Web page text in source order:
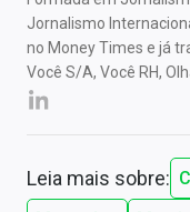
Jornalismo
no Money Times e já
Você S/A, Você RH,
Leia mais sobre: